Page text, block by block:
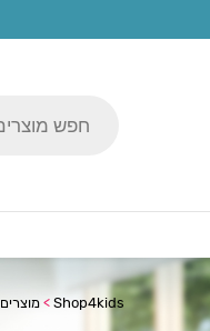
search
Shop4kids
> מוצרים